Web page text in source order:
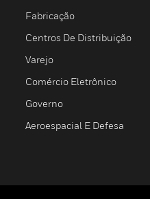
Fabricação
Centros De Distribuição
Varejo
Comércio Eletrônico
Governo
Aeroespacial E Defesa